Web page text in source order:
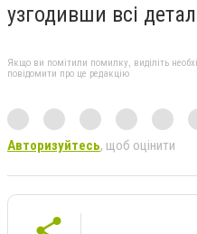
узгодивши всі
Якщо ви помітили помилку, виділіть
повідомити про це редакцію
Авторизуйтесь, щоб оцінити